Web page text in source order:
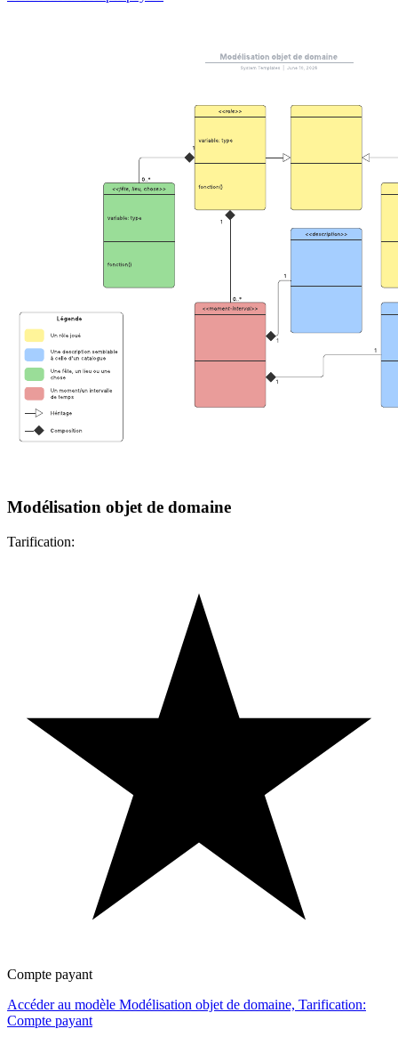
Modélisation objet de domaine
Tarification:
Compte payant
Accéder au modèle Modélisation objet de domaine, Tarification:
Compte payant